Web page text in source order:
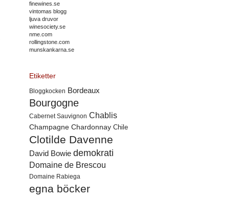
finewines.se
vintomas blogg
ljuva druvor
winesociety.se
nme.com
rollingstone.com
munskankarna.se
Etiketter
Bloggkocken Bordeaux
Bourgogne
Cabernet Sauvignon Chablis
Champagne Chardonnay Chile
Clotilde Davenne
David Bowie demokrati
Domaine de Brescou
Domaine Rabiega
egna böcker